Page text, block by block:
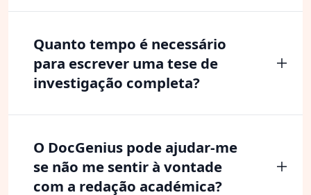
Quanto tempo é necessário
para escrever uma tese de
investigação completa?
O DocGenius pode ajudar-me
se não me sentir à vontade
com a redação académica?